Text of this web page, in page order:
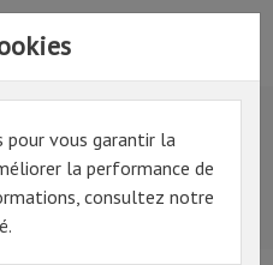
bénéficier de la remise de
pour bénéficier de la
15%)
pour vous garantir la
la performance de
consultez notre